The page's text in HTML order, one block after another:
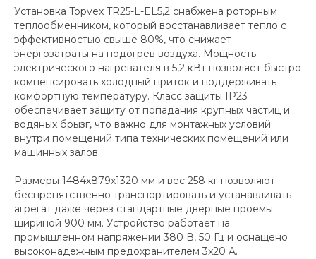
Установка Topvex TR25-L-EL5,2 снабжена роторным
теплообменником, который восстанавливает тепло с
эффективностью свыше 80%, что снижает
энергозатраты на подогрев воздуха. Мощность
электрического нагревателя в 5,2 кВт позволяет быстро
компенсировать холодный приток и поддерживать
комфортную температуру. Класс защиты IP23
обеспечивает защиту от попадания крупных частиц и
водяных брызг, что важно для монтажных условий
внутри помещений типа технических помещений или
машинных залов.
Размеры 1484х879х1320 мм и вес 258 кг позволяют
беспрепятственно транспортировать и устанавливать
агрегат даже через стандартные дверные проёмы
шириной 900 мм. Устройство работает на
промышленном напряжении 380 В, 50 Гц и оснащено
высоконадежным предохранителем 3x20 A.